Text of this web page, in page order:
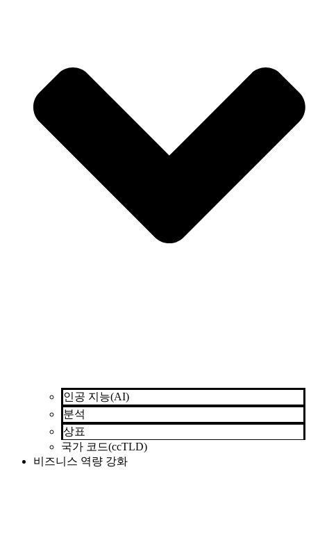
인공 지능(AI)
분석
상표
국가 코드(ccTLD)
비즈니스 역량 강화